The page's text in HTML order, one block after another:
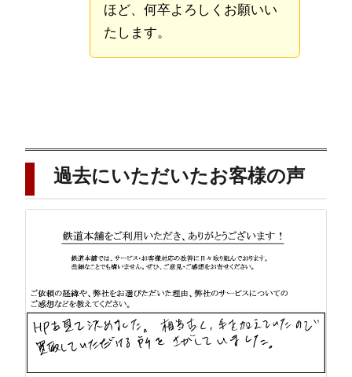
ほど、何卒よろしくお願いい
たします。
過去にいただいたお客様の声